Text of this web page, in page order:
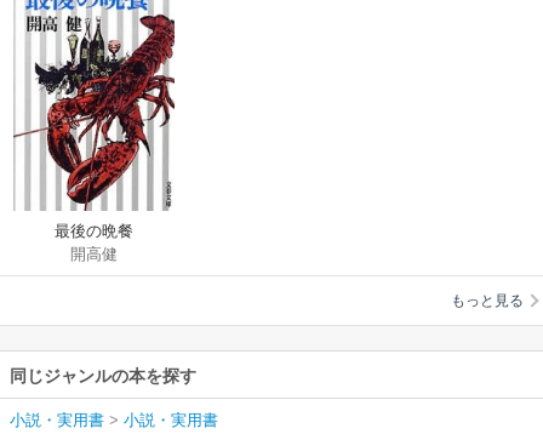
最後の晩餐
開高健
もっと見る
同じジャンルの本を探す
小説・実用書 > 小説・実用書